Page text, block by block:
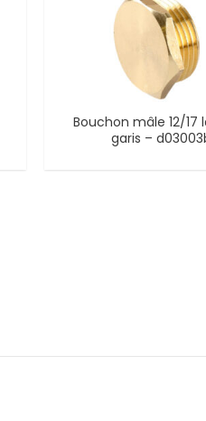
Bouchon mâle 12/17
garis –